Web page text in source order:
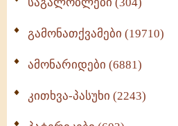
გამონათქვამები (19710)
ამონარიდები (6881)
კითხვა-პასუხი (2243)